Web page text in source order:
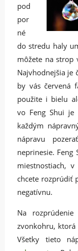
pod
por
né
do stredu haly
môžete na strop
Najvhodnejšia je
by vás červená
použite i bielu
vo Feng Shui
každým
nápravu
neprinesie.
miestnostiach,
chcete rozprúdiť
negatívnu.
Na
zvonkohru,
Všetky tieto